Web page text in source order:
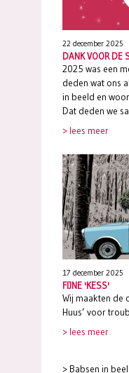
22 december 2025
DANK VOOR DE
2025 was een
deden wat ons
in beeld en
Dat deden we
> lees meer
17 december 2025
FIJNE 'KESS'
Wij maakten de
Huus’ voor
> lees meer
>Babsen in